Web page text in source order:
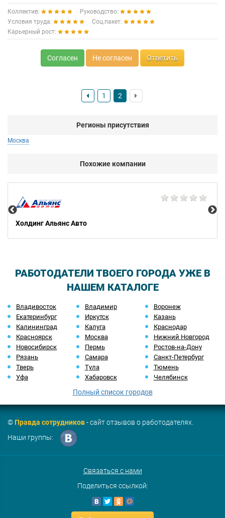
Коллектив:
Руководство:
Условия труда:
Соц.пакет:
Карьерный рост:
Согласен Не согласен Ответить
1 2
Регионы присутствия
Москва
Похожие компании
Холдинг Альянс Авто
РАБОТОДАТЕЛИ ТВОЕГО ГОРОДА УЖЕ В
НАШЕМ КАТАЛОГЕ
Владивосток Владимир
Воронеж
Екатеринбург
Иркутск
Казань
Калининград
Калуга
Краснодар
Красноярск
Москва
Нижний Новгород
Новосибирск
Пермь
Ростов-на-Дону
Рязань
Самара
Санкт-Петербург
Тверь
Тула
Тюмень
Уфа
Хабаровск Челябинск
Полный список городов
©Правда сотрудников- сайт отзывов о работодателях.
Наши группы:
Связаться с нами
Поделиться ссылкой: